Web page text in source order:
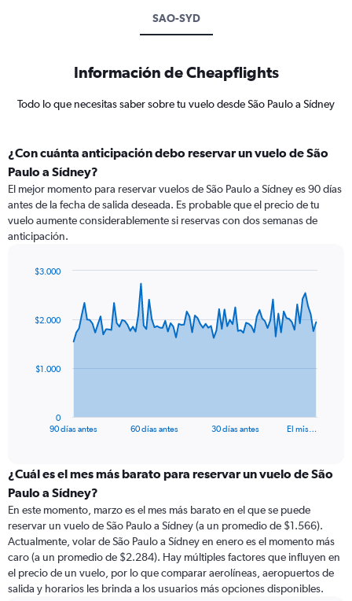
SAO-SYD
Información de Cheapflights
Todo lo que necesitas saber sobre tu vuelo desde São Paulo a Sídney
¿Con cuánta anticipación debo reservar un vuelo de São
Paulo a Sídney?
El mejor momento para reservar vuelos de São Paulo a Sídney es 90 días
antes de la fecha de salida deseada. Es probable que el precio de tu
vuelo aumente considerablemente si reservas con dos semanas de
anticipación.
data
The
categories.
Range:
categories.
The
chart
has
1
Y
90 días antes 60 días antes 30 días antes El mis…
0
$1.000
$2.000
$3.000
¿Cuál es el mes más barato para reservar un vuelo de São
Paulo a Sídney?
En este momento, marzo es el mes más barato en el que se puede
reservar un vuelo de São Paulo a Sídney (a un promedio de $1.566).
Actualmente, volar de São Paulo a Sídney en enero es el momento más
caro (a un promedio de $2.284). Hay múltiples factores que influyen en
el precio de un vuelo, por lo que comparar aerolíneas, aeropuertos de
salida y horarios les brinda a los usuarios más opciones disponibles.